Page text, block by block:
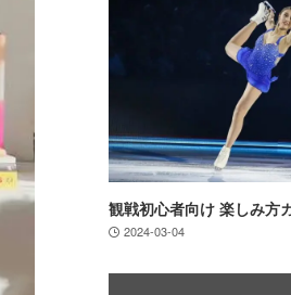
観戦初心者向け 楽しみ方
2024-03-04